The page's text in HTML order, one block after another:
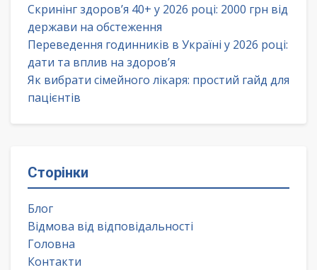
Скринінг здоров’я 40+ у 2026 році: 2000 грн від
держави на обстеження
Переведення годинників в Україні у 2026 році:
дати та вплив на здоров’я
Як вибрати сімейного лікаря: простий гайд для
пацієнтів
Сторінки
Блог
Відмова від відповідальності
Головна
Контакти